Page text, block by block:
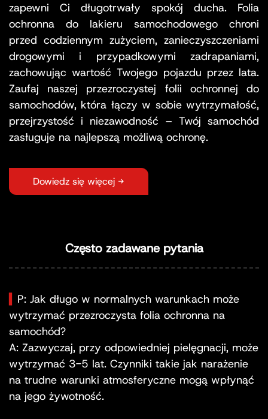
zapewni Ci długotrwały spokój ducha. Folia
ochronna do lakieru samochodowego chroni
przed codziennym zużyciem, zanieczyszczeniami
drogowymi i przypadkowymi zadrapaniami,
zachowując wartość Twojego pojazdu przez lata.
Zaufaj naszej przezroczystej folii ochronnej do
samochodów, która łączy w sobie wytrzymałość,
przejrzystość i niezawodność – Twój samochód
zasługuje na najlepszą możliwą ochronę.
Dowiedz się więcej →
Często zadawane pytania
P: Jak długo w normalnych warunkach może
wytrzymać przezroczysta folia ochronna na
samochód?
A: Zazwyczaj, przy odpowiedniej pielęgnacji, może
wytrzymać 3-5 lat. Czynniki takie jak narażenie
na trudne warunki atmosferyczne mogą wpłynąć
na jego żywotność.